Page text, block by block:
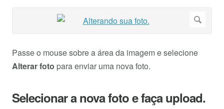
Passe o mouse sobre a área da imagem e selecione
Alterar foto para enviar uma nova foto.
Selecionar a nova foto e faça upload.